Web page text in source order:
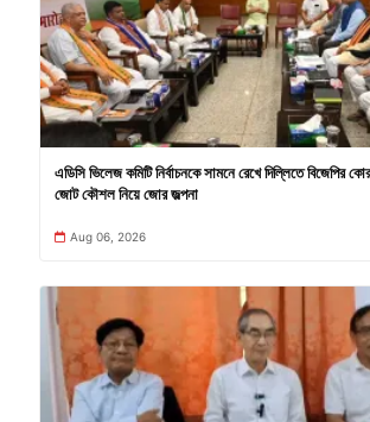
এডিসি ভিলেজ কমিটি নির্বাচনকে সামনে রেখে দিল্লিতে বিজেপির
জোট কৌশল নিয়ে জোর জল্পনা
Aug 06, 2026